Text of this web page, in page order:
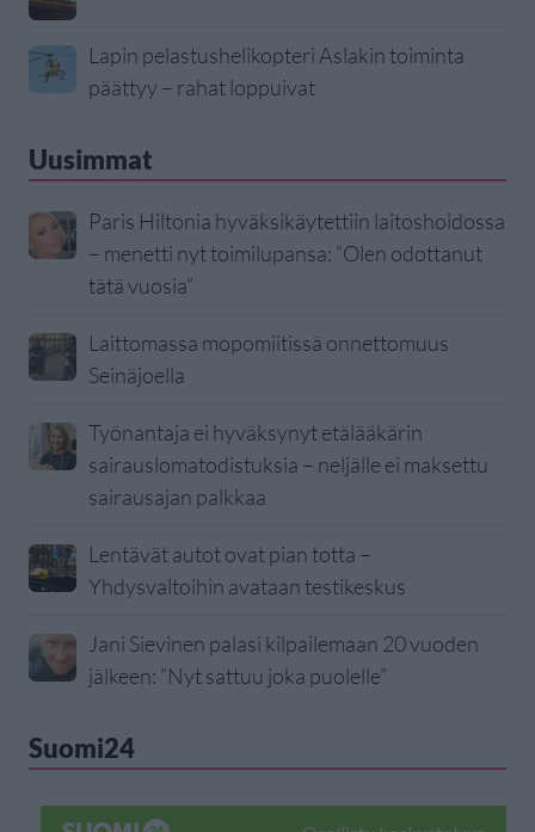
Lapin pelastushelikopteri Aslakin toiminta
päättyy – rahat loppuivat
Uusimmat
Paris Hiltonia hyväksikäytettiin laitoshoidossa
– menetti nyt toimilupansa: ”Olen odottanut
tätä vuosia”
Laittomassa mopomiitissä onnettomuus
Seinäjoella
Työnantaja ei hyväksynyt etälääkärin
sairauslomatodistuksia – neljälle ei maksettu
sairausajan palkkaa
Lentävät autot ovat pian totta –
Yhdysvaltoihin avataan testikeskus
Jani Sievinen palasi kilpailemaan 20 vuoden
jälkeen: ”Nyt sattuu joka puolelle”
Suomi24